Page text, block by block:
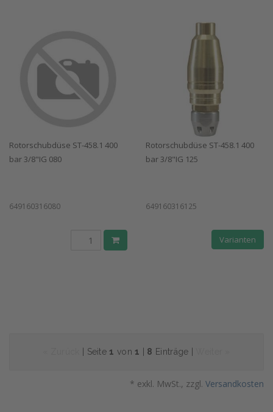
Rotorschubdüse ST-458.1 400
bar 3/8"IG 080
649160316080
Rotorschubdüse ST-458.1 400
bar 3/8"IG 125
649160316125
Varianten
| Seite1 von1 8 Einträge |
* exkl. MwSt., zzgl. Versandkosten